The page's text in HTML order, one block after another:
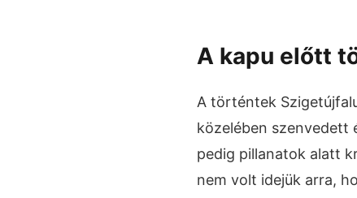
A kapu előtt
A történtek
közelében szenvedett
pedig pillanatok alatt
nem volt idejük arra,